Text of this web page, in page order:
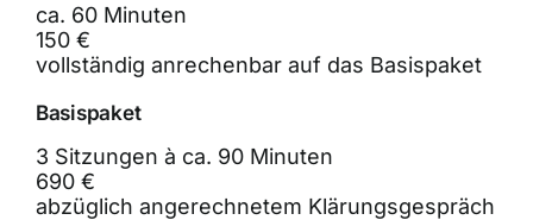
ca. 60 Minuten
150 €
vollständig anrechenbar auf das Basispaket
Basispaket
3 Sitzungen à ca. 90 Minuten
690 €
abzüglich angerechnetem Klärungsgespräch